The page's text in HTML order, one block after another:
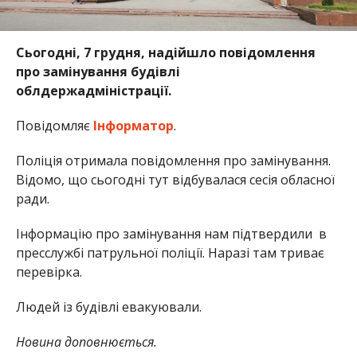
Сьогодні, 7 грудня, надійшло повідомлення
про замінування будівлі
облдержадміністрації.
Повідомляє Інформатор.
Поліція отримала повідомлення про замінування.
Відомо, що сьогодні тут відбувалася сесія обласної
ради.
Інформацію про замінування нам підтвердили в
пресслужбі патрульної поліції. Наразі там триває
перевірка.
Людей із будівлі евакуювали.
Новина доповнюється.